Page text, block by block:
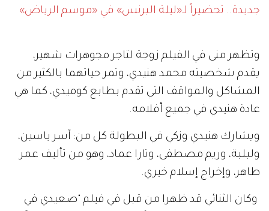
جديدة.. تحضيراً لـ«ليلة البرنس» في «موسم الرياض»
وتظهر منى في الفيلم زوجة لتاجر مجوهرات شهير،
يقدم شخصيته محمد هنيدي، وتمر حياتهما بالكثير من
المشاكل والمواقف التي تقدم بطابع كوميدي، كما هي
عادة هنيدي في جميع أفلامه.
ويشارك هنيدي وزكي في البطولة كل من: آسر ياسين،
ولبلبة، وريم مصطفى، وتارا عماد، وهو من تأليف عمر
طاهر، وإخراج إسلام خيري.
وكان الثنائي قد ظهرا من قبل في فيلم "صعيدي في